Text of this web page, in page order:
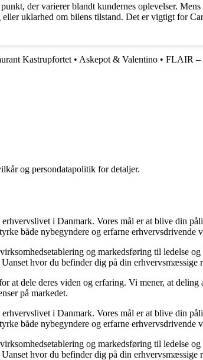
der varierer blandt kundernes oplevelser.
uklarhed om bilens tilstand. Det er vigtigt for
Kastrupfortet • Askepot & Valentino • FLAIR –
og persondatapolitik for detaljer.
i Danmark. Vores mål er at blive din
både nybegyndere og erfarne erhvervsdrivende
og markedsføring til ledelse
hvor du befinder dig på din erhvervsmæssige
at dele deres viden og erfaring. Vi mener, at
på markedet.
i Danmark. Vores mål er at blive din
både nybegyndere og erfarne erhvervsdrivende
og markedsføring til ledelse
hvor du befinder dig på din erhvervsmæssige